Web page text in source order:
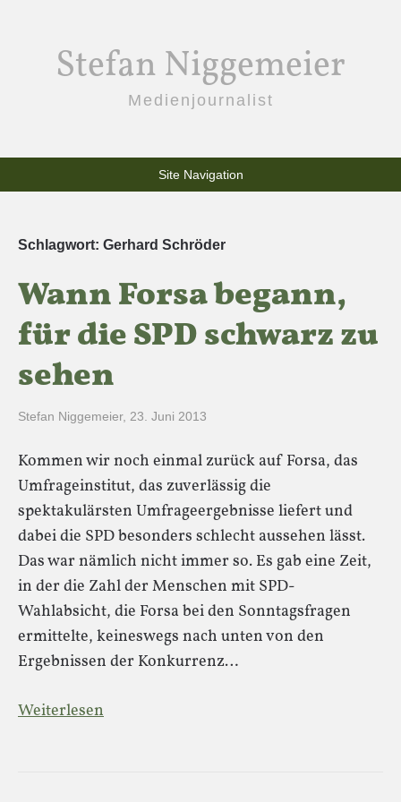
Stefan Niggemeier
Medienjournalist
Site Navigation
Schlagwort: Gerhard Schröder
Wann Forsa begann,
für die SPD schwarz zu
sehen
Stefan Niggemeier, 23. Juni 2013
Kommen wir noch einmal zurück auf Forsa, das
Umfrageinstitut, das zuverlässig die
spektakulärsten Umfrageergebnisse liefert und
dabei die SPD besonders schlecht aussehen lässt.
Das war nämlich nicht immer so. Es gab eine Zeit,
in der die Zahl der Menschen mit SPD-
Wahlabsicht, die Forsa bei den Sonntagsfragen
ermittelte, keineswegs nach unten von den
Ergebnissen der Konkurrenz…
Weiterlesen